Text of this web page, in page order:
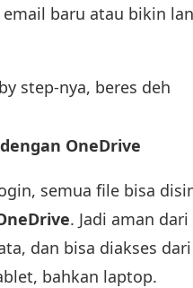
email baru atau bikin
step-nya, beres deh
OneDrive
semua file bisa
. Jadi aman dari
dan bisa diakses
bahkan laptop.